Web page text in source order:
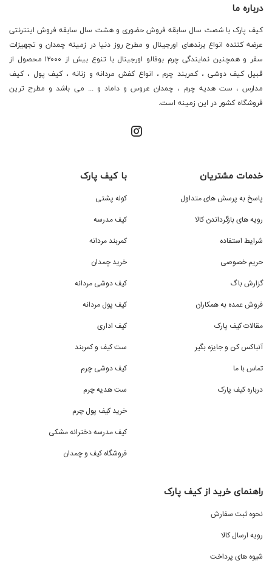
درباره ما
کیف پارک با شصت سال سابقه فروش حضوری و هشت سال سابقه فروش اینترنتی
عرضه کننده انواع برندهای اورجینال و مطرح روز دنیا در زمینه چمدان و تجهیزات
سفر و همچنین نمایندگی چرم بوفالو اورجینال با تنوع بیش از ۱۲۰۰۰ محصول از
قبیل کیف دوشی ، کمربند چرم ، انواع کفش مردانه و زنانه ، کیف پول ، کیف
مدارس ، ست هدیه چرم ، چمدان عروس و داماد و ... می باشد و مطرح ترین
فروشگاه کشور در این زمینه است.
خدمات مشتریان
پاسخ به پرسش های متداول
رویه های بازگرداندن کالا
شرایط استفاده
حریم خصوصی
گزارش باگ
فروش عمده به همکاران
مقالات کیف پارک
آنباکس کن و جایزه بگیر
تماس با ما
درباره کیف پارک
با کیف پارک
کوله پشتی
کیف مدرسه
کمربند مردانه
خرید چمدان
کیف دوشی مردانه
کیف پول مردانه
کیف اداری
ست کیف و کمربند
کیف دوشی چرم
ست هدیه چرم
خرید کیف پول چرم
کیف مدرسه دخترانه مشکی
فروشگاه کیف و چمدان
راهنمای خرید از کیف پارک
نحوه ثبت سفارش
رویه ارسال کالا
شیوه های پرداخت